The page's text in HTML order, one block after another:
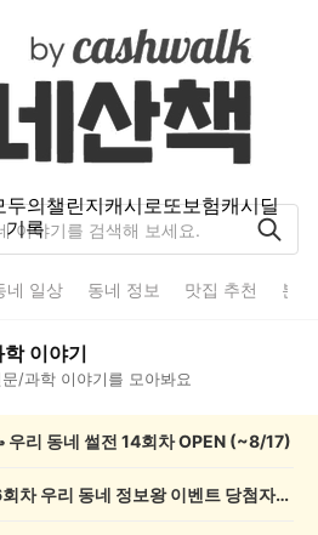
두의챌린지캐시로또보험캐시딜
기록
네 일상 동네 정보 맛집 추천 분
학이야기
문/과학 이야기를 모아봐요
우리 동네 썰전 14회차 OPEN (~8/17)
💰[당첨자 발표] 26회차 우리 동네 정보왕 이벤트 당첨자를 발표합니다!